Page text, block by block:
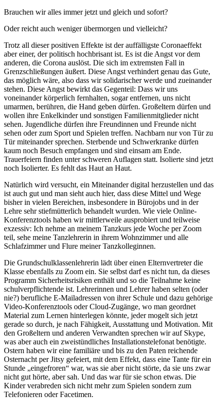
Brauchen wir alles immer jetzt und gleich und sofort?
Oder reicht auch weniger übermorgen und vielleicht?
Trotz all dieser positiven Effekte ist der auffälligste Coronaeffekt
aber einer, der politisch hochbrisant ist. Es ist die Angst vor dem
anderen, die Corona auslöst. Die sich im extremsten Fall in
Grenzschließungen äußert. Diese Angst verhindert genau das Gute,
das möglich wäre, also dass wir solidarischer werde und zueinander
stehen. Diese Angst bewirkt das Gegenteil: Dass wir uns
voneinander körperlich fernhalten, sogar entfernen, uns nicht
umarmen, berühren, die Hand geben dürfen. Großeltern dürfen und
wollen ihre Enkelkinder und sonstigen Familienmitglieder nicht
sehen. Jugendliche dürfen ihre Freundinnen und Freunde nicht
sehen oder zum Sport und Spielen treffen. Nachbarn nur von Tür zu
Tür miteinander sprechen. Sterbende und Schwerkranke dürfen
kaum noch Besuch empfangen und sind einsam am Ende.
Trauerfeiern finden unter schweren Auflagen statt. Isolierte sind jetzt
noch Isolierter. Es fehlt das Haut an Haut.
Natürlich wird versucht, ein Miteinander digital herzustellen und das
ist auch gut und man sieht auch hier, dass diese Mittel und Wege
bisher in vielen Bereichen, insbesondere in Bürojobs und in der
Lehre sehr stiefmütterlich behandelt wurden. Wie viele Online-
Konferenztools haben wir mittlerweile ausprobiert und teilweise
exzessiv: Ich nehme an meinem Tanzkurs jede Woche per Zoom
teil, sehe meine Tanzlehrerin in ihrem Wohnzimmer und alle
Schlafzimmer und Flure meiner Tanzkolleginnen.
Die Grundschulklassenlehrerin lädt über einen Elternvertreter die
Klasse ebenfalls zu Zoom ein. Sie selbst darf es nicht tun, da dieses
Programm Sicherheitsrisiken enthält und so die Teilnahme keine
schulverpflichtende ist. Lehrerinnen und Lehrer haben selten (oder
nie?) berufliche E-Mailadressen von ihrer Schule und dazu gehörige
Video-Konferenztools oder Cloud-Zugänge, wo man geordnet
Material zum Lernen hinterlegen könnte, jeder mogelt sich jetzt
gerade so durch, je nach Fähigkeit, Ausstattung und Motivation. Mit
den Großeltern und anderen Verwandten sprechen wir auf Skype,
was aber auch ein zweistündliches Installationstelefonat benötigte.
Ostern haben wir eine familiäre und bis zu den Paten reichende
Osternacht per Jitsy gefeiert, mit dem Effekt, dass eine Tante für ein
Stunde „eingefroren“ war, was sie aber nicht störte, da sie uns zwar
nicht gut hörte, aber sah. Und das war für sie schon etwas. Die
Kinder verabreden sich nicht mehr zum Spielen sondern zum
Telefonieren oder Facetimen.